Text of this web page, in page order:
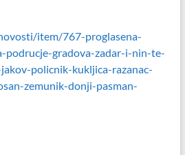
item/767-proglasena-
podrucje-gradova-zadar-i-nin-te-
policnik-kukljica-razanac-
zemunik-donji-pasman-